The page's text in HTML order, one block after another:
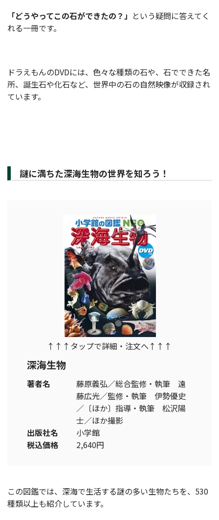
「どうやってこの石ができたの？」 という疑問に答えてく
れる一冊です。
ドラえもんのDVDには、色々な種類の石や、石でできた名
所、誕生石や化石など、世界中の石の自然映像が収録され
ています。
謎に満ちた深海生物の世界を知ろう！
↑↑↑タップで詳細・注文へ↑↑↑
深海生物
著者名
藤原義弘／総合監修・執筆 遠
藤広光／監修・執筆 伊勢優史
／〔ほか〕指導・執筆 松沢陽
士／ほか撮影
出版社名
小学館
税込価格
2,640円
この図鑑では、深海で生活する謎の多い生物たちを、530
種類以上も紹介しています。